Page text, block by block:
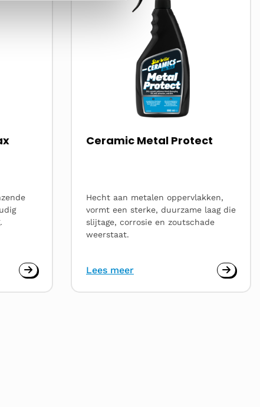
Ceramic Metal Protect
Hecht aan metalen oppervlakken,
vormt een sterke, duurzame laag die
slijtage, corrosie en zoutschade
weerstaat.
Lees meer